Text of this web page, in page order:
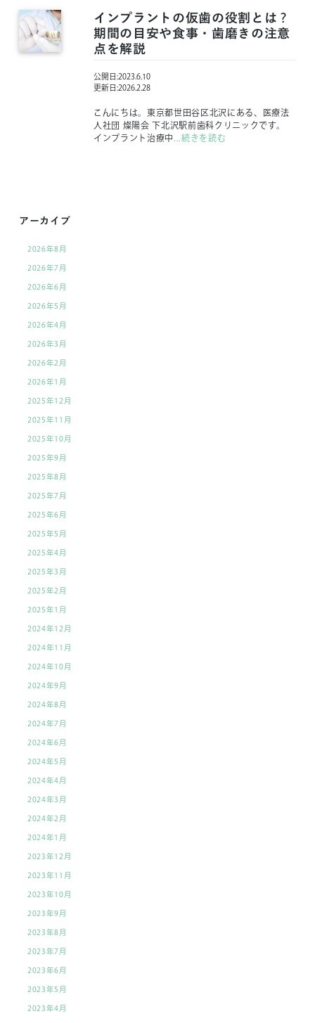
インプラントの仮歯の役割とは？
期間の目安や食事・歯磨きの注意
点を解説
公開日:2023.6.10
更新日:2026.2.28
こんにちは。東京都世田谷区北沢にある、医療法
人社団 燦陽会 下北沢駅前歯科クリニックです。
インプラント治療中 ...続きを読む
アーカイブ
2026年8月
2026年7月
2026年6月
2026年5月
2026年4月
2026年3月
2026年2月
2026年1月
2025年12月
2025年11月
2025年10月
2025年9月
2025年8月
2025年7月
2025年6月
2025年5月
2025年4月
2025年3月
2025年2月
2025年1月
2024年12月
2024年11月
2024年10月
2024年9月
2024年8月
2024年7月
2024年6月
2024年5月
2024年4月
2024年3月
2024年2月
2024年1月
2023年12月
2023年11月
2023年10月
2023年9月
2023年8月
2023年7月
2023年6月
2023年5月
2023年4月